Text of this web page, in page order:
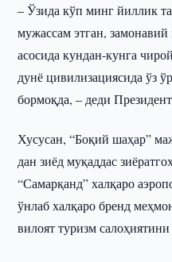
– Ўзида кўп минг йиллик
мужассам этган,
асосида кундан-кунга
дунё цивилизациясида ўз
бормоқда, – деди
Хусусан, “Боқий шаҳар”
дан зиёд муқаддас
“Самарқанд” халқаро
ўнлаб халқаро бренд
вилоят туризм